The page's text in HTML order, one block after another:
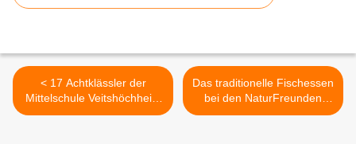
< 17 Achtklässler der
Mittelschule Veitshöchheim
zu Besuch in der
Das traditionelle Fischessen
bei den NaturFreunden
kam wieder sehr gut an >